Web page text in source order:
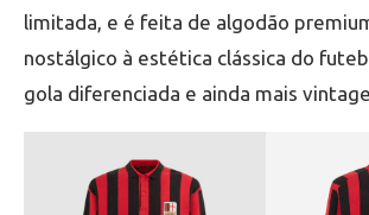
limitada, e é feita de algodão
nostálgico à estética clássica do
gola diferenciada e ainda mais